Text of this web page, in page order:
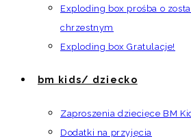
Exploding box prośba o
chrzestnym
Exploding box Gratulacje!
bm kids/ dziecko
Zaproszenia dziecięce BM
Dodatki na przyjęcia